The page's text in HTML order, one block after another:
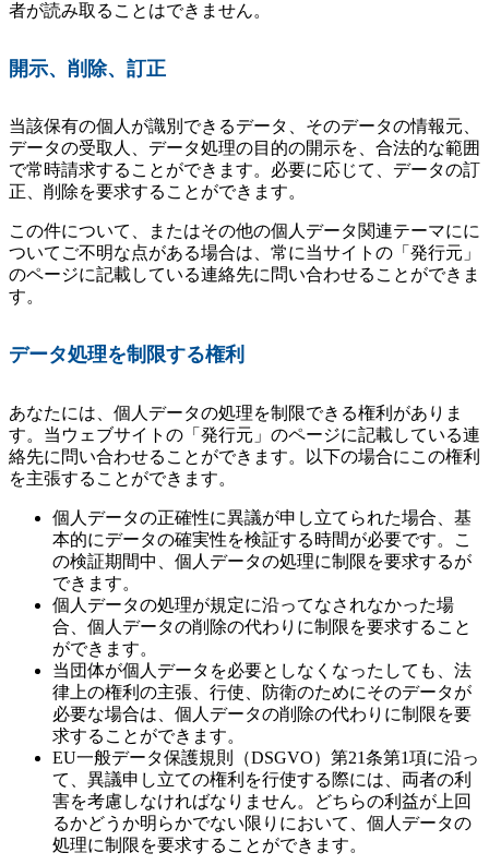
者が読み取ることはできません。
開示、削除、訂正
当該保有の個人が識別できるデータ、そのデータの情報元、
データの受取人、データ処理の目的の開示を、合法的な範囲
で常時請求することができます。必要に応じて、データの訂
正、削除を要求することができます。
この件について、またはその他の個人データ関連テーマにに
ついてご不明な点がある場合は、常に当サイトの「発行元」
のページに記載している連絡先に問い合わせることができま
す。
データ処理を制限する権利
あなたには、個人データの処理を制限できる権利がありま
す。当ウェブサイトの「発行元」のページに記載している連
絡先に問い合わせることができます。以下の場合にこの権利
を主張することができます。
個人データの正確性に異議が申し立てられた場合、基
本的にデータの確実性を検証する時間が必要です。こ
の検証期間中、個人データの処理に制限を要求するが
できます。
個人データの処理が規定に沿ってなされなかった場
合、個人データの削除の代わりに制限を要求すること
ができます。
当団体が個人データを必要としなくなったしても、法
律上の権利の主張、行使、防衛のためにそのデータが
必要な場合は、個人データの削除の代わりに制限を要
求することができます。
EU一般データ保護規則（DSGVO）第21条第1項に沿っ
て、異議申し立ての権利を行使する際には、両者の利
害を考慮しなければなりません。どちらの利益が上回
るかどうか明らかでない限りにおいて、個人データの
処理に制限を要求することができます。